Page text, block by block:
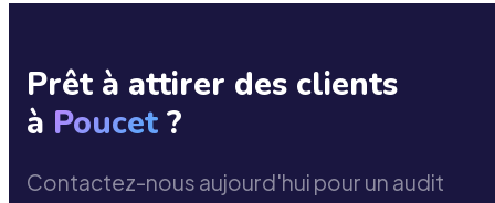
Prêt à attirer des clients
à Poucet ?
Contactez-nous aujourd'hui pour un audit